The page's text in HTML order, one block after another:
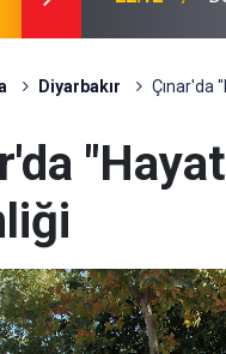
Diyarbakır Çınar'da